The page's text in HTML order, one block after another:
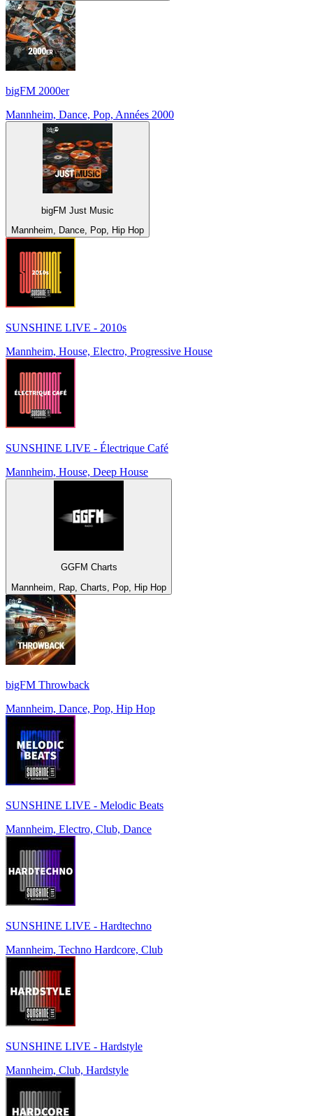
bigFM 2000er
Mannheim, Dance, Pop, Années 2000
bigFM Just Music
Mannheim, Dance, Pop, Hip Hop
SUNSHINE LIVE - 2010s
Mannheim, House, Electro, Progressive House
SUNSHINE LIVE - Électrique Café
Mannheim, House, Deep House
GGFM Charts
Mannheim, Rap, Charts, Pop, Hip Hop
bigFM Throwback
Mannheim, Dance, Pop, Hip Hop
SUNSHINE LIVE - Melodic Beats
Mannheim, Electro, Club, Dance
SUNSHINE LIVE - Hardtechno
Mannheim, Techno Hardcore, Club
SUNSHINE LIVE - Hardstyle
Mannheim, Club, Hardstyle